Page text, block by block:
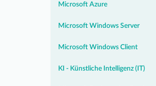
Microsoft Azure
Microsoft Windows Server
Microsoft Windows Client
KI - Künstliche Intelligenz (IT)